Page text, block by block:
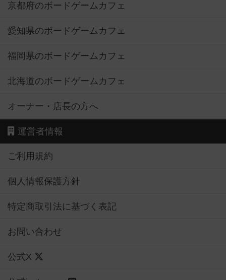
京都府のボードゲームカフェ
愛知県のボードゲームカフェ
福岡県のボードゲームカフェ
北海道のボードゲームカフェ
オーナー・店長の方へ
運営者情報
ご利用規約
個人情報保護方針
特定商取引法に基づく表記
お問い合わせ
公式X